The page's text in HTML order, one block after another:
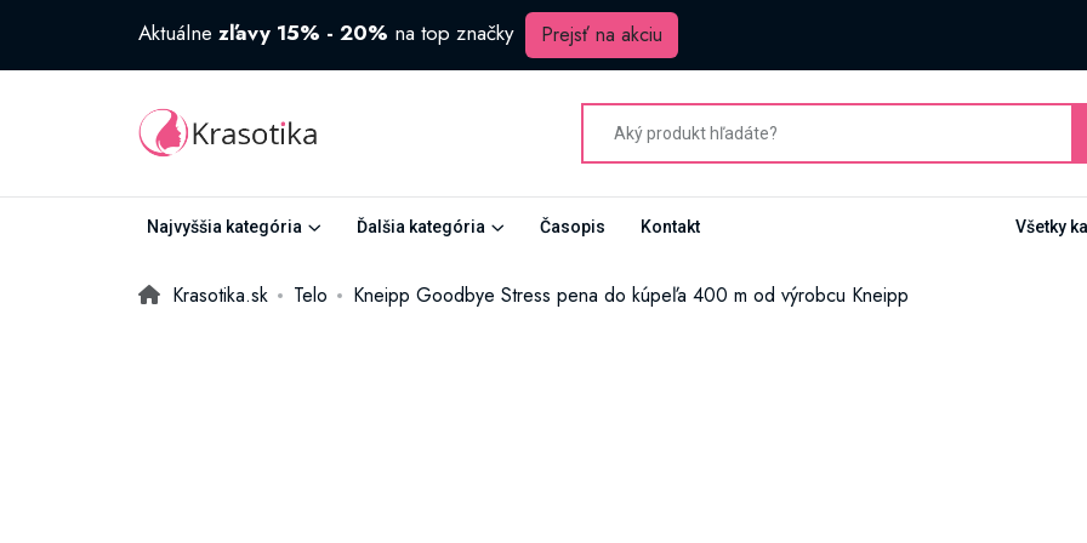
Aktuálne zľavy 15% - 20% na top značky Prejsť na akciu
Najvyššia kategória Ďalšia kategória Časopis Kontakt Všetky
Krasotika.sk Telo Kneipp Goodbye Stress pena do kúpeľa 400 m od výrobcu Kneipp